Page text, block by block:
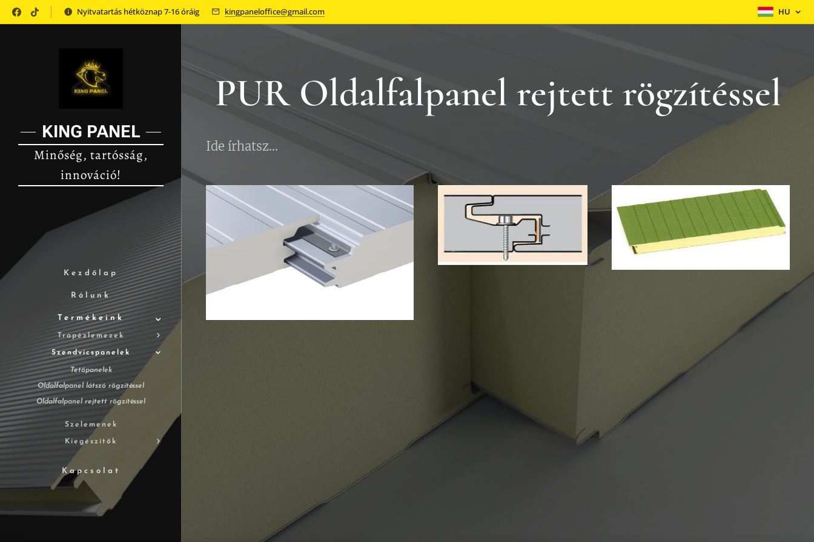
Nyitvatartás hétköznap 7-16 óráig kingpaneloffice@gmail.com HU
KING PANEL
Minőség, tartósság,
innováció!
Kezdőlap
Rólunk
Termékeink
Trapézlemezek
Szendvicspanelek
Tetőpanelek
Oldalfalpanel látszó rögzítéssel
Oldalfalpanel rejtett rögzítéssel
Szelemenek
Kiegészítők
Kapcsolat
PUR Oldalfalpanel rejtett rögzítéssel
Ide írhatsz...